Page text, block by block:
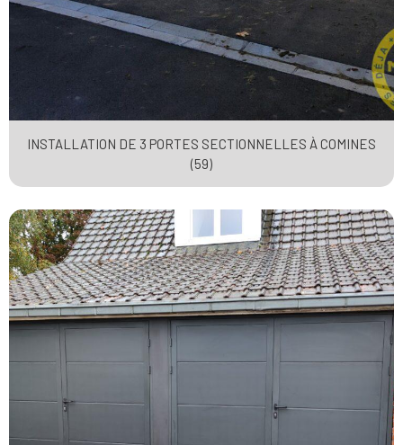
INSTALLATION DE 3 PORTES SECTIONNELLES À COMINES
(59)